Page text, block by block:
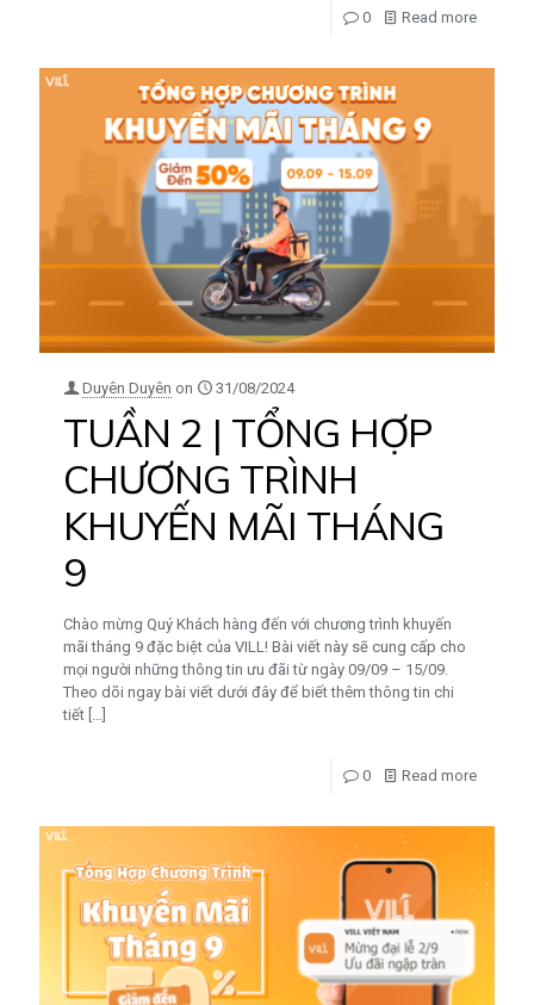
0 Read more
Duyên Duyên on 31/08/2024
TUẦN 2 | TỔNG HỢP
CHƯƠNG TRÌNH
KHUYẾN MÃI THÁNG
9
Chào mừng Quý Khách hàng đến với chương trình khuyến
mãi tháng 9 đặc biệt của VILL! Bài viết này sẽ cung cấp cho
mọi người những thông tin ưu đãi từ ngày 09/09 – 15/09.
Theo dõi ngay bài viết dưới đây để biết thêm thông tin chi
tiết
0 Read more